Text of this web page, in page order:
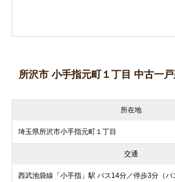
所沢市 小手指元町１丁目 中古一
所在地
埼玉県所沢市小手指元町１丁目
交通
西武池袋線「小手指」駅 バス14分／停歩3分（バ